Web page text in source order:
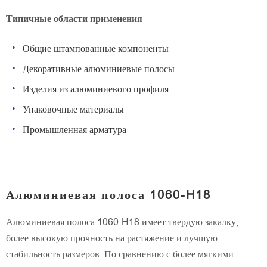
Типичные области применения
Общие штампованные компоненты
Декоративные алюминиевые полосы
Изделия из алюминиевого профиля
Упаковочные материалы
Промышленная арматура
Алюминиевая полоса 1060-H18
Алюминиевая полоса 1060-H18 имеет твердую закалку,
более высокую прочность на растяжение и лучшую
стабильность размеров. По сравнению с более мягкими